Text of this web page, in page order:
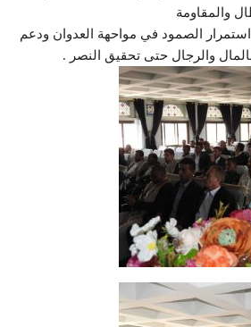
والمقاومة
الصمود في مواحهة العدوان ودعم
والرجال حتى تحقيق النصر .